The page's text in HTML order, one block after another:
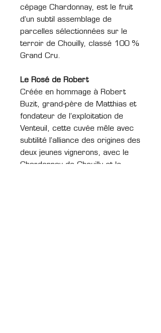
cépage Chardonnay, est le fruit
d’un subtil assemblage de
parcelles sélectionnées sur le
terroir de Chouilly, classé 100 %
Grand Cru.
Le Rosé de Robert
Créée en hommage à Robert
Buzit, grand-père de Matthias et
fondateur de l’exploitation de
Venteuil, cette cuvée mêle avec
subtilité l’alliance des origines des
deux jeunes vignerons, avec le
Chardonnay de Chouilly et le